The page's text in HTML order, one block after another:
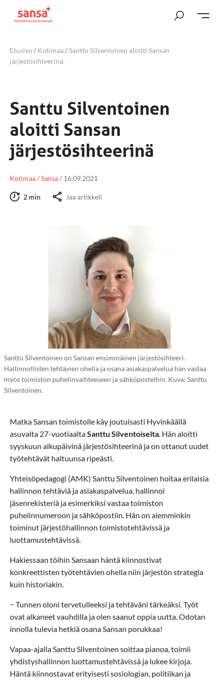
Etusivu /Kotimaa/Santtu Silventoinen aloitti Sansan
järjestösihteerinä
Santtu Silventoinen
aloitti Sansan
järjestösihteerinä
Kotimaa/Sansa/ 16.09.2021
2 min Jaa artikkeli
Santtu Silventoinen on Sansan ensimmäinen järjestösihteeri.
Hallinnollisten tehtävien ohella ja osana asiakaspalvelua hän vastaa
myös toimiston puhelinvaihteeseen ja sähköposteihin. Kuva: Santtu
Silventoinen.
Matka Sansan toimistolle käy joutuisasti Hyvinkäällä
asuvalta 27-vuotiaaltaSanttu Silventoiselta . Hän aloitti
syyskuun alkupäivinä järjestösihteerinä ja on ottanut uudet
työtehtävät haltuunsa ripeästi.
Yhteisöpedagogi (AMK) Santtu Silventoinen hoitaa erilaisia
hallinnon tehtäviä ja asiakaspalvelua, hallinnoi
jäsenrekisteriä ja esimerkiksi vastaa toimiston
puhelinnumeroon ja sähköpostiin. Hän on aiemminkin
toiminut järjestöhallinnon toimistotehtävissä ja
luottamustehtävissä.
Hakiessaan töihin Sansaan häntä kiinnostivat
konkreettisten työtehtävien ohella niin järjestön strategia
kuin historiakin.
− Tunnen oloni tervetulleeksi ja tehtäväni tärkeäksi. Työt
ovat alkaneet vauhdilla ja olen saanut oppia uutta. Odotan
innolla tulevia hetkiä osana Sansan porukkaa!
Vapaa-ajalla Santtu Silventoinen soittaa pianoa, toimii
yhdistyshallinnon luottamustehtävissä ja lukee kirjoja.
Häntä kiinnostavat erityisesti sosiologian, politiikan ja